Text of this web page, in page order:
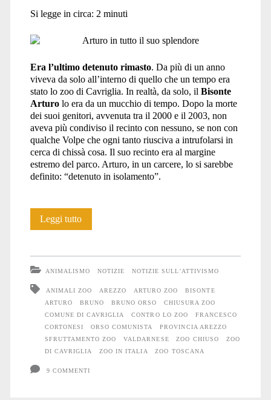
Si legge in circa: 2 minuti
Era l’ultimo detenuto rimasto. Da più di un anno
viveva da solo all’interno di quello che un tempo era
stato lo zoo di Cavriglia. In realtà, da solo, il Bisonte
Arturolo era da un mucchio di tempo. Dopo la morte
dei suoi genitori, avvenuta tra il 2000 e il 2003, non
aveva più condiviso il recinto con nessuno, se non con
qualche Volpe che ogni tanto riusciva a intrufolarsi in
cerca di chissà cosa. Il suo recinto era al margine
estremo del parco. Arturo, in un carcere, lo si sarebbe
definito: “detenuto in isolamento”.
Leggi tuttoArturo
Chiuso
per
sempre
lo
ANIMALISMO NOTIZIE NOTIZIE SULL'ATTIVISMO
ANIMALI ZOO AREZZO ARTURO ZOO
BISONTE
ARTURO
BRUNO BRUNO ORSO
CHIUSURA ZOO
COMUNE DI CAVRIGLIA
CONTRO LO ZOO
FRANCESCO
CORTONESI
ORSO COMUNISTA
PROVINCIA AREZZO
SFRUTTAMENTO ZOO
VALDARNESE ZOO CHIUSO
ZOO
DI CAVRIGLIA
ZOO IN ITALIA ZOO TOSCANA
9 COMMENTI